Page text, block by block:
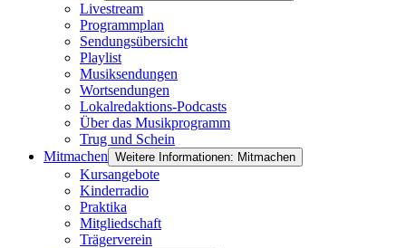
Livestream
Programmplan
Sendungsübersicht
Playlist
Musiksendungen
Wortsendungen
Lokalredaktions-Podcasts
Über das Musikprogramm
Trug und Schein
Mitmachen Weitere Informationen: Mitmachen
Kursangebote
Kinderradio
Praktika
Mitgliedschaft
Trägerverein